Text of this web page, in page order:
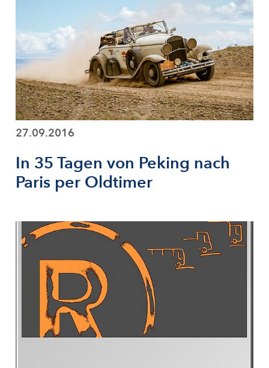
27.09.2016
In 35 Tagen von Peking nach
Paris per Oldtimer